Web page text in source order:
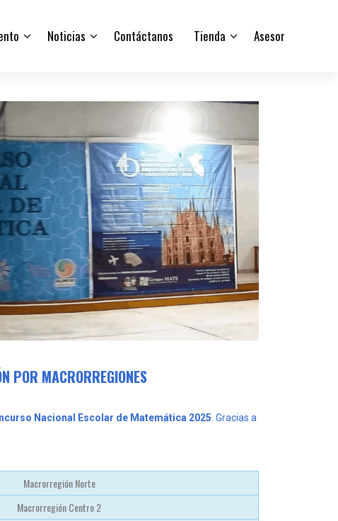
Noticias Contáctanos Tienda Asesor
POR MACRORREGIONES
Nacional Escolar de Matemática 2025. Gracias a
Macrorregión Norte
Macrorregión Centro 2